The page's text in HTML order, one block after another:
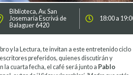
Biblioteca, Av. San
Josemaría Escrivá de
Balaguer 6420
18:00 a
y la Lectura, te invitan a este entretenido ciclo
preferidos, quienes discutirán y
la cuarta fecha, el café será junto a Pablo